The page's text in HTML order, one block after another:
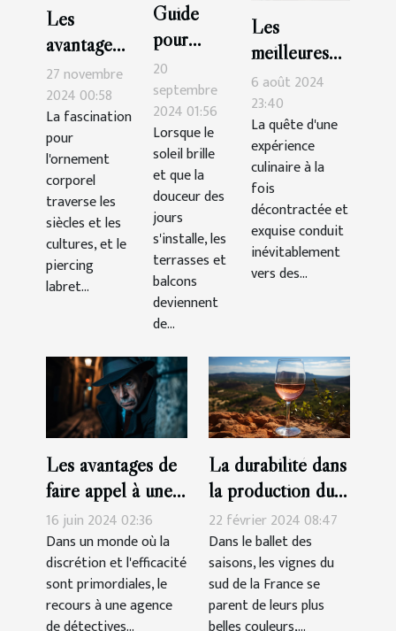
Les
avantages
esthétiques
des
piercings
labret
supérieurs
et
inférieurs
27 novembre
2024 00:58
La fascination
pour
l'ornement
corporel
traverse les
siècles et les
cultures, et le
piercing
labret...
Guide
pour
choisir le
store
banne
parfait
pour
terrasses
et
balcons
20
septembre
2024 01:56
Lorsque le
soleil brille
et que la
douceur des
jours
s'installe, les
terrasses et
balcons
deviennent
de...
Les
meilleures
tables pour
une cuisine
décontractée
et
savoureuse
6 août 2024
23:40
La quête d'une
expérience
culinaire à la
fois
décontractée et
exquise conduit
inévitablement
vers des...
Les avantages de
faire appel à une
agence de
détectives privés
agréée pour des
enquêtes discrètes
et efficaces
16 juin 2024 02:36
Dans un monde où la
discrétion et l'efficacité
sont primordiales, le
recours à une agence
La durabilité dans
la production du
vin rosé Côtes-
de-Provence
22 février 2024 08:47
Dans le ballet des
saisons, les vignes du
sud de la France se
parent de leurs plus